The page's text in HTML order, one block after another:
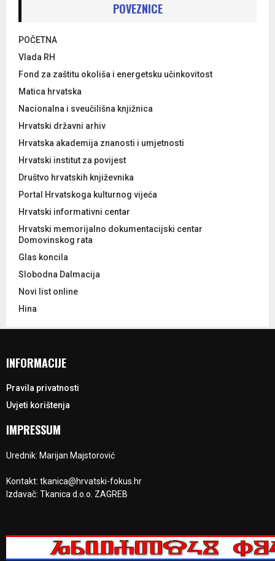
POVEZNICE
POČETNA
Vlada RH
Fond za zaštitu okoliša i energetsku učinkovitost
Matica hrvatska
Nacionalna i sveučilišna knjižnica
Hrvatski državni arhiv
Hrvatska akademija znanosti i umjetnosti
Hrvatski institut za povijest
Društvo hrvatskih književnika
Portal Hrvatskoga kulturnog vijeća
Hrvatski informativni centar
Hrvatski memorijalno dokumentacijski centar
Domovinskog rata
Glas koncila
Slobodna Dalmacija
Novi list online
Hina
INFORMACIJE
Pravila privatnosti
Uvjeti korištenja
IMPRESSUM
Urednik: Marijan Majstorović
Kontakt: tkanica@hrvatski-fokus.hr
Izdavač: Tkanica d.o.o. ZAGREB